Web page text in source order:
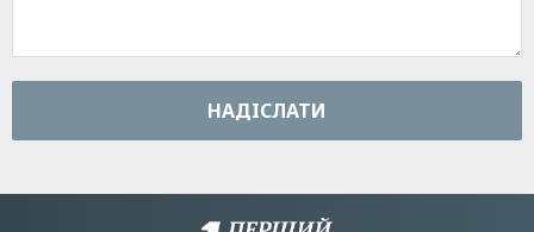
НАДIСЛАТИ